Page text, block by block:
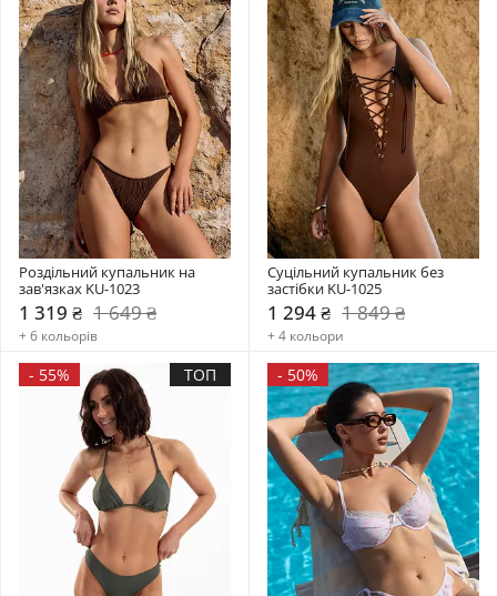
Роздільний купальник на
зав'язках KU-1023
1 319 ₴ 1 649 ₴
+ 6 кольорів
Суцільний купальник без
застібки KU-1025
1 294 ₴ 1 849 ₴
+ 4 кольори
- 55% ТОП - 50%